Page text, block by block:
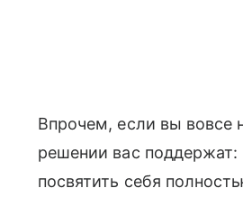
Впрочем, если вы вовсе
решении вас
посвятить себя